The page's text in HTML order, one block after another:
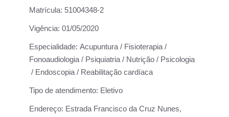
Matrícula: 51004348-2
Vigência: 01/05/2020
Especialidade: Acupuntura / Fisioterapia /
Fonoaudiologia / Psiquiatria / Nutrição / Psicologia
/ Endoscopia / Reabilitação cardíaca
Tipo de atendimento: Eletivo
Endereço: Estrada Francisco da Cruz Nunes,